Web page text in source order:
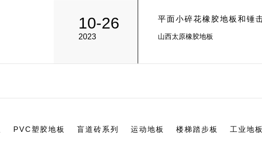
10-26
2023 山西太原橡胶地板
PVC塑胶地板 盲道砖系列 运动地板 楼梯踏步板 工业地板